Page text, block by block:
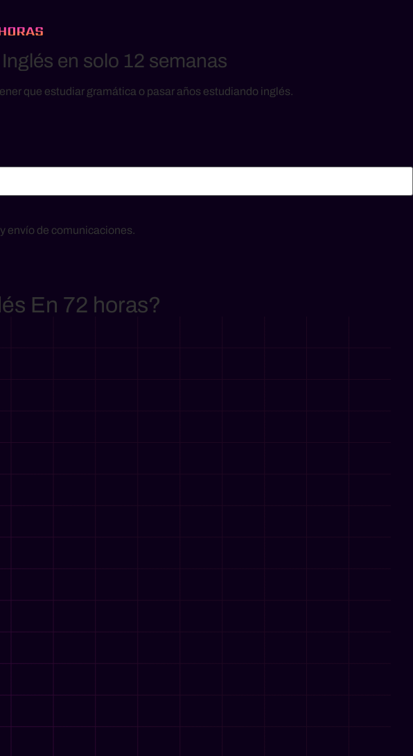
en solo 12 semanas
que estudiar gramática o pasar años estudiando inglés.
envío de comunicaciones.
En 72 horas?